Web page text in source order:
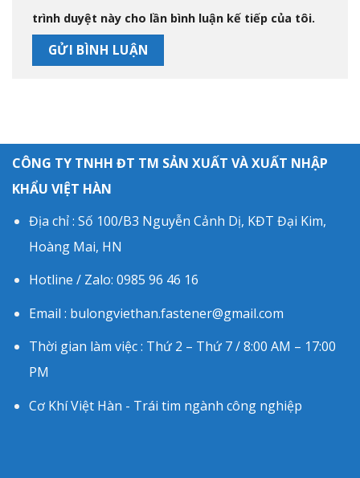
trình duyệt này cho lần bình luận kế tiếp của tôi.
CÔNG TY TNHH ĐT TM SẢN XUẤT VÀ XUẤT NHẬP
KHẨU VIỆT HÀN
Địa chỉ : Số 100/B3 Nguyễn Cảnh Dị, KĐT Đại Kim,
Hoàng Mai, HN
Hotline / Zalo: 0985 96 46 16
Email : bulongviethan.fastener@gmail.com
Thời gian làm việc : Thứ 2 – Thứ 7 / 8:00 AM – 17:00
PM
Cơ Khí Việt Hàn - Trái tim ngành công nghiệp